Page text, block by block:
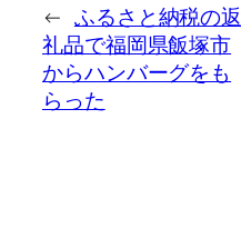
← ふるさと納税の返
礼品で福岡県飯塚市
からハンバーグをも
らった